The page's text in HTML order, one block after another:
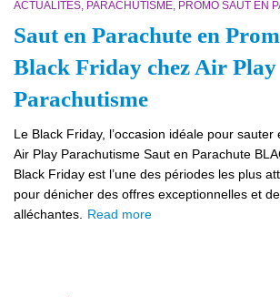
ACTUALITÈS PARACHUTISME PROMO SAUT EN
Saut en Parachute en
Black Friday chez Air Play
Parachutisme
Le Black Friday, l’occasion idéale pour
Air Play Parachutisme Saut en Parachute
Black Friday est l’une des périodes les plus
pour dénicher des offres exceptionnelles et
alléchantes.
Read more